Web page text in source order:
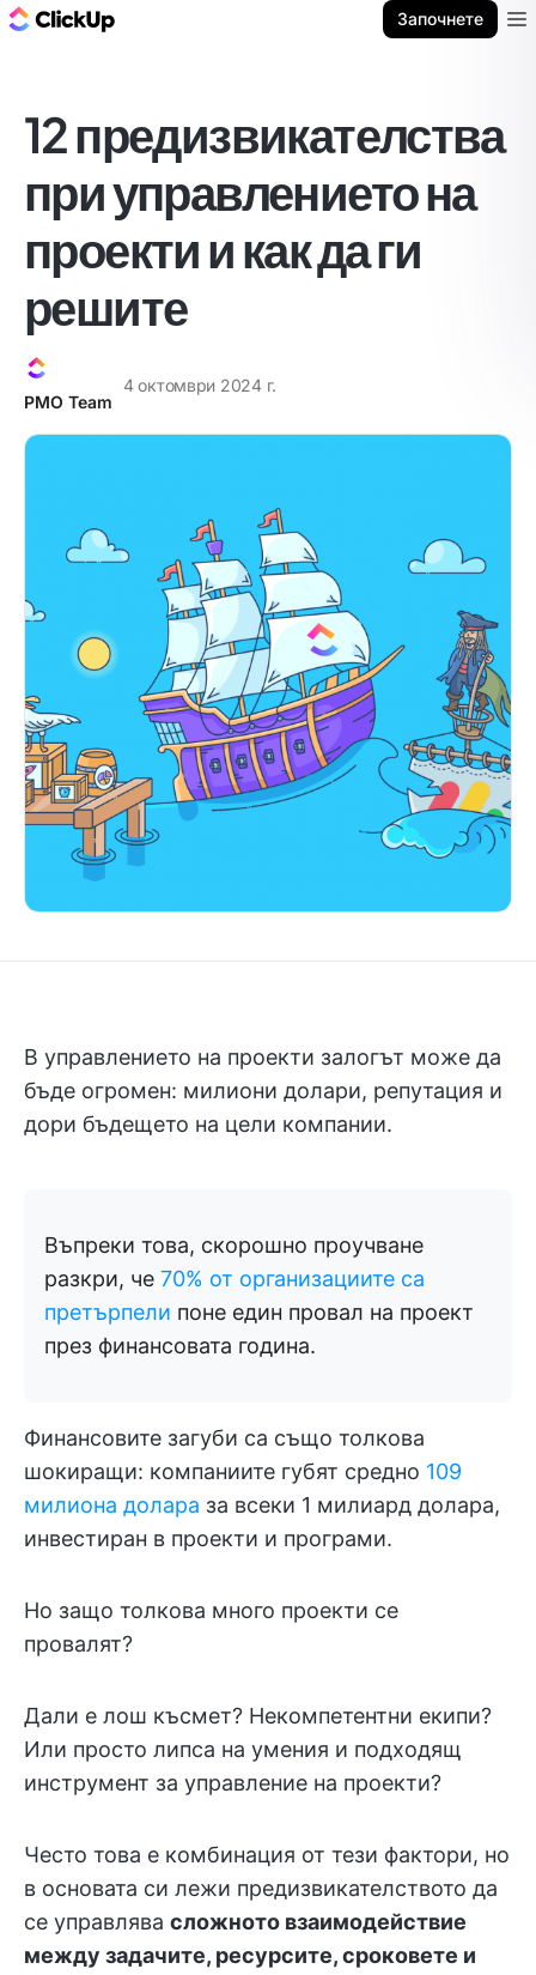
Започнете
12 предизвикателства
при управлението на
проекти и как да ги
решите
PMO Team
4 октомври 2024 г.
В управлението на проекти залогът може да
бъде огромен: милиони долари, репутация и
дори бъдещето на цели компании.
Въпреки това, скорошно проучване
разкри, че 70% от организациите са
претърпели поне един провал на проект
през финансовата година.
Финансовите загуби са също толкова
шокиращи: компаниите губят средно 109
милиона долара за всеки 1 милиард долара,
инвестиран в проекти и програми.
Но защо толкова много проекти се
провалят?
Дали е лош късмет? Некомпетентни екипи?
Или просто липса на умения и подходящ
инструмент за управление на проекти?
Често това е комбинация от тези фактори, но
в основата си лежи предизвикателството да
се управлява сложното взаимодействие
между задачите, ресурсите, сроковете и